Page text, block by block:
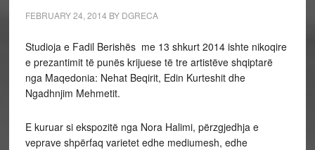
FEBRUARY 24, 2014 BY DGRECA
Studioja e Fadil Berishës me 13 shkurt 2014 ishte nikoqire
e prezantimit të punës krijuese të tre artistëve shqiptarë
nga Maqedonia: Nehat Beqirit, Edin Kurteshit dhe
Ngadhnjim Mehmetit.
E kuruar si ekspozitë nga Nora Halimi, përzgjedhja e
veprave shpërfaq varietet edhe mediumesh, edhe